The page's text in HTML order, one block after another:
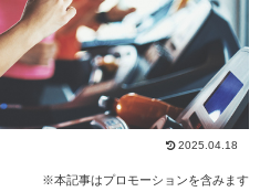
2025.04.18
※本記事はプロモーションを含みます